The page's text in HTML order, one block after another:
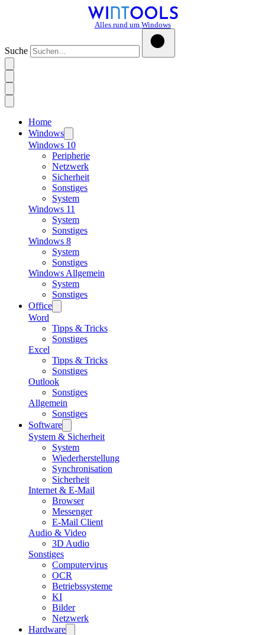
Alles rund um Windows
Suche
Home
Windows
Windows 10
Peripherie
Netzwerk
Sicherheit
Sonstiges
System
Windows 11
System
Sonstiges
Windows 8
System
Sonstiges
Windows Allgemein
System
Sonstiges
Office
Word
Tipps & Tricks
Sonstiges
Excel
Tipps & Tricks
Sonstiges
Outlook
Sonstiges
Allgemein
Sonstiges
Software
System & Sicherheit
System
Wiederherstellung
Synchronisation
Sicherheit
Internet & E-Mail
Browser
Messenger
E-Mail Client
Audio & Video
3D Audio
Sonstiges
Computervirus
OCR
Betriebssysteme
KI
Bilder
Netzwerk
Hardware